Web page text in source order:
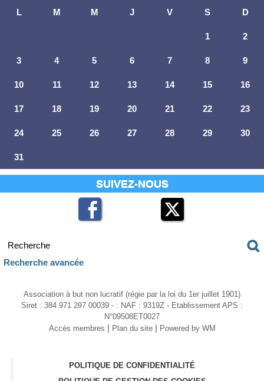
L M M J V S D
1 2
3 4 5 6 7 8 9
10 11 12 13 14 15 16
17 18 19 20 21 22 23
24 25 26 27 28 29 30
31
SUIVEZ-NOUS
Recherche avancée
Association à but non lucratif (régie par la loi du 1er juillet 1901)
Siret : 384 971 297 00039 - : NAF : 9319Z - Etablissement APS :
N°09508ET0027
Accès membres | Plan du site | Powered by WM
POLITIQUE DE CONFIDENTIALITÉ